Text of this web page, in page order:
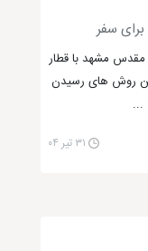
برای سفر
مقدس مشهد با قطار
روش های رسیدن
...
۳۱ تیر ۰۴